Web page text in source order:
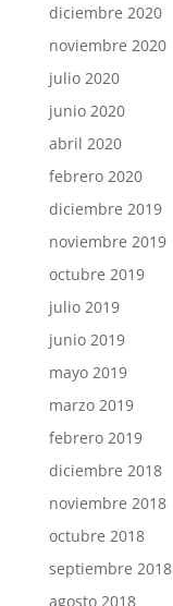
diciembre 2020
noviembre 2020
julio 2020
junio 2020
abril 2020
febrero 2020
diciembre 2019
noviembre 2019
octubre 2019
julio 2019
junio 2019
mayo 2019
marzo 2019
febrero 2019
diciembre 2018
noviembre 2018
octubre 2018
septiembre 2018
agosto 2018